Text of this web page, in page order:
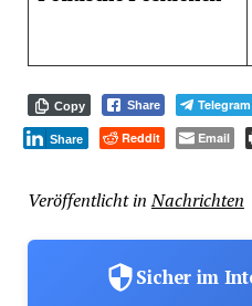
Copy Share Telegram
Share Reddit Email
Veröffentlicht in Nachrichten
Sicher im